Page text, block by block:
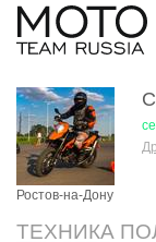
Ростов-на-Дону
ТЕХНИКА